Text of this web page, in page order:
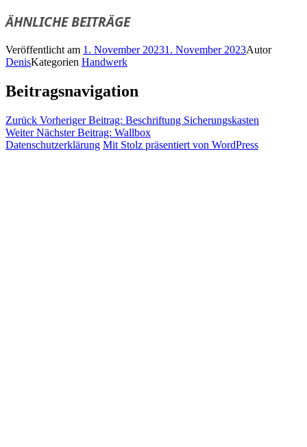
ÄHNLICHE BEITRÄGE
Veröffentlicht am 1. November 20231. November 2023Autor
DenisKategorien Handwerk
Beitragsnavigation
Zurück Vorheriger Beitrag: Beschriftung Sicherungskasten
Weiter Nächster Beitrag: Wallbox
Datenschutzerklärung Mit Stolz präsentiert von WordPress